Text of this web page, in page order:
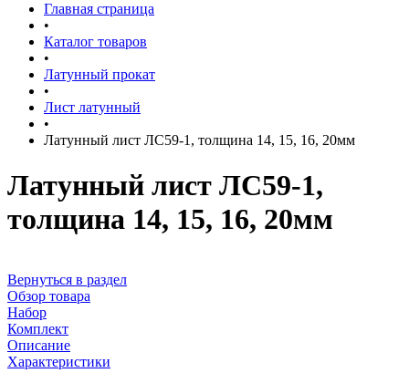
Главная страница
•
Каталог товаров
•
Латунный прокат
•
Лист латунный
•
Латунный лист ЛС59-1, толщина 14, 15, 16, 20мм
Латунный лист ЛС59-1,
толщина 14, 15, 16, 20мм
Вернуться в раздел
Обзор товара
Набор
Комплект
Описание
Характеристики